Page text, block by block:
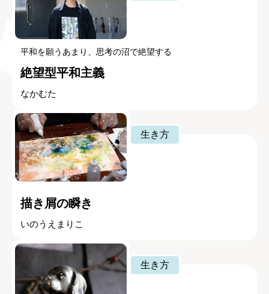
平和を願うあまり、思考の沼で絶望する
絶望型平和主義
なかむた
生き方
描き屑の瞬き
いのうえまりこ
生き方